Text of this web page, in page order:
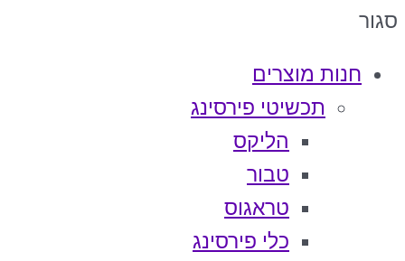
סגור
חנות מוצרים
תכשיטי פירסינג
הליקס
טבור
טראגוס
כלי פירסינג